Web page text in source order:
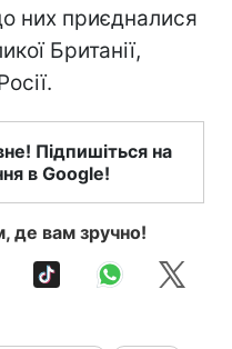
них приєдналися
Британії,
Підпишіться на
в Google!
де вам зручно!